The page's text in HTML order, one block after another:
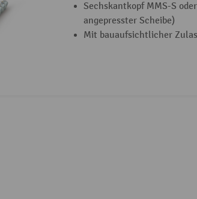
Sechskantkopf MMS-S
angepresster Scheibe)
Mit bauaufsichtlicher